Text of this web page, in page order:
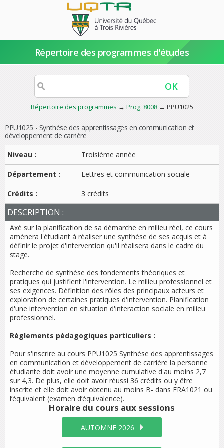
Répertoire des programmes d'études
Répertoire des programmes → Prog. 8008→ PPU1025
PPU1025 - Synthèse des apprentissages en communication et
développement de carrière
Niveau :
Troisième année
Département : Lettres et communication sociale
Crédits : 3 crédits
DESCRIPTION :
Axé sur la planification de sa démarche en milieu réel, ce cours
amènera l'étudiant à réaliser une synthèse de ses acquis et à
définir le projet d'intervention qu'il réalisera dans le cadre du
stage.
Recherche de synthèse des fondements théoriques et
pratiques qui justifient l'intervention. Le milieu professionnel et
ses exigences. Définition des rôles des principaux acteurs et
exploration de certaines pratiques d'intervention. Planification
d'une intervention en situation d'interaction sociale en milieu
professionnel.
Règlements pédagogiques particuliers :
Pour s'inscrire au cours PPU1025 Synthèse des apprentissages
en communication et développement de carrière la personne
étudiante doit avoir une moyenne cumulative d'au moins 2,7
sur 4,3. De plus, elle doit avoir réussi 36 crédits ou y être
inscrite et elle doit avoir obtenu au moins B- dans FRA1021 ou
l’équivalent (examen d’équivalence).
Horaire du cours aux sessions
AUTOMNE 2026